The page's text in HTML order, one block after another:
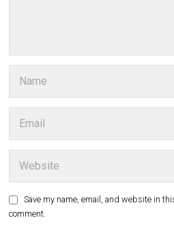
Save my name, email, and website in
comment.